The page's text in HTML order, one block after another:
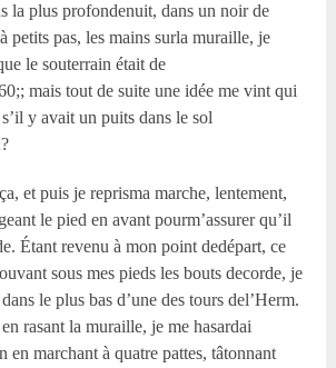
la plus profondenuit, dans un noir de
petits pas, les mains surla muraille, je
le souterrain était de
mais tout de suite une idée me vint qui
y avait un puits dans le sol
et puis je reprisma marche, lentement,
le pied en avant pourm’assurer qu’il
Étant revenu à mon point dedépart, ce
sous mes pieds les bouts decorde, je
le plus bas d’une des tours del’Herm.
rasant la muraille, je me hasardai
en marchant à quatre pattes, tâtonnant